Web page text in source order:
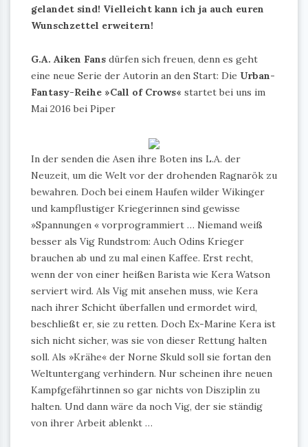
gelandet sind! Vielleicht kann ich ja auch euren
Wunschzettel erweitern!
G.A. Aiken Fans dürfen sich freuen, denn es geht
eine neue Serie der Autorin an den Start: Die Urban-
Fantasy-Reihe »Call of Crows« startet bei uns im
Mai 2016 bei Piper
In der senden die Asen ihre Boten ins L.A. der
Neuzeit, um die Welt vor der drohenden Ragnarök zu
bewahren. Doch bei einem Haufen wilder Wikinger
und kampflustiger Kriegerinnen sind gewisse
»Spannungen « vorprogrammiert … Niemand weiß
besser als Vig Rundstrom: Auch Odins Krieger
brauchen ab und zu mal einen Kaffee. Erst recht,
wenn der von einer heißen Barista wie Kera Watson
serviert wird. Als Vig mit ansehen muss, wie Kera
nach ihrer Schicht überfallen und ermordet wird,
beschließt er, sie zu retten. Doch Ex-Marine Kera ist
sich nicht sicher, was sie von dieser Rettung halten
soll. Als »Krähe« der Norne Skuld soll sie fortan den
Weltuntergang verhindern. Nur scheinen ihre neuen
Kampfgefährtinnen so gar nichts von Disziplin zu
halten. Und dann wäre da noch Vig, der sie ständig
von ihrer Arbeit ablenkt …